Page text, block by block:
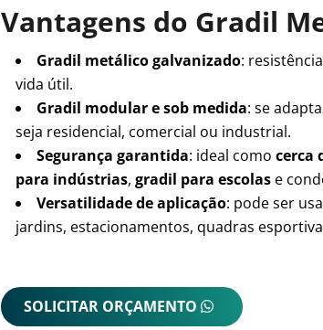
Vantagens do Gradil
Gradil metálico galvanizado:
vida útil.
Gradil modular e sob medida: se
seja residencial, comercial ou industrial.
Segurança garantida: ideal como cerca
para indústrias, gradil para escolase
Versatilidade de aplicação: pode ser
jardins, estacionamentos, quadras
SOLICITAR ORÇAMENTO